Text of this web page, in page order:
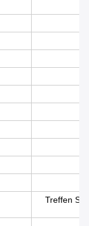
Treffen